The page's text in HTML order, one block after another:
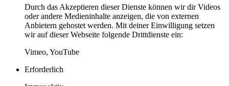
Durch das Akzeptieren dieser Dienste können wir dir Videos
oder andere Medieninhalte anzeigen, die von externen
Anbietern gehostet werden. Mit deiner Einwilligung setzen
wir auf dieser Webseite folgende Drittdienste ein:
Vimeo, YouTube
Erforderlich